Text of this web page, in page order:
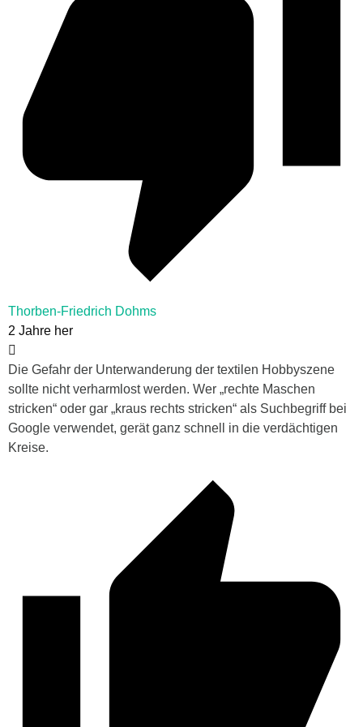
Thorben-Friedrich Dohms
2 Jahre her
Die Gefahr der Unterwanderung der textilen Hobbyszene
sollte nicht verharmlost werden. Wer „rechte Maschen
stricken“ oder gar „kraus rechts stricken“ als Suchbegriff bei
Google verwendet, gerät ganz schnell in die verdächtigen
Kreise.